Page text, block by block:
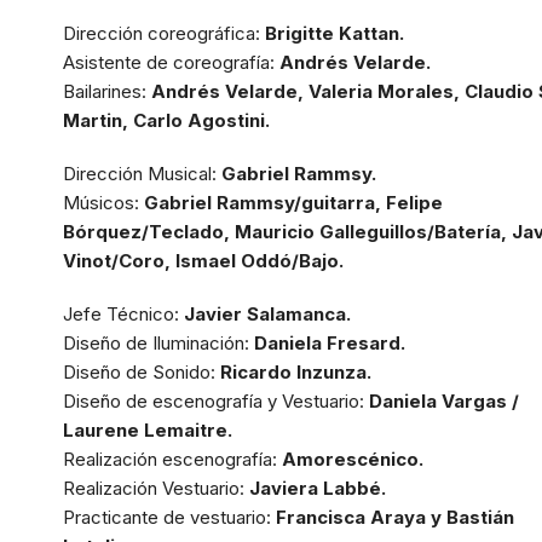
Dirección coreográfica: Brigitte Kattan.
Asistente de coreografía: Andrés Velarde.
Bailarines: Andrés Velarde, Valeria Morales, Claudio
Martin, Carlo Agostini.
Dirección Musical: Gabriel Rammsy.
Músicos: Gabriel Rammsy/guitarra, Felipe
Bórquez/Teclado, Mauricio Galleguillos/Batería,
Vinot/Coro, Ismael Oddó/Bajo.
Jefe Técnico: Javier Salamanca.
Diseño de Iluminación: Daniela Fresard.
Diseño de Sonido: Ricardo Inzunza.
Diseño de escenografía y Vestuario: Daniela Vargas /
Laurene Lemaitre.
Realización escenografía: Amorescénico.
Realización Vestuario: Javiera Labbé.
Practicante de vestuario: Francisca Araya y Bastián